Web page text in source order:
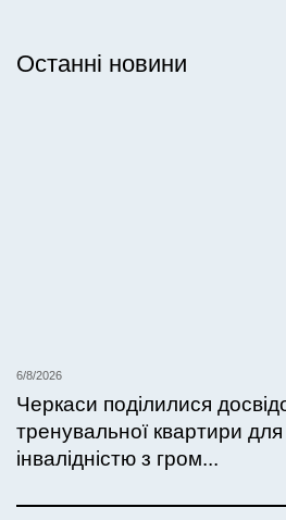
Останні новини
6/8/2026
Черкаси поділилися
тренувальної квартири
інвалідністю з гром...